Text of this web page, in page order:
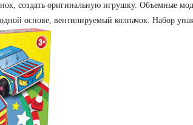
создать оригинальную игрушку. Объемные
основе, вентилируемый колпачок. Набор